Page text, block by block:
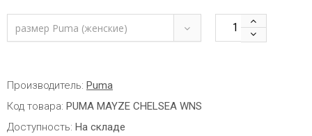
размер Puma (женские)
Производитель: Puma
Код товара: PUMA MAYZE CHELSEA WNS
Доступность: На складе